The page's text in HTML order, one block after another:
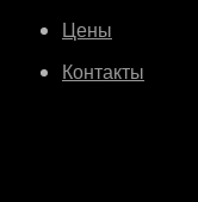
Цены
Контакты